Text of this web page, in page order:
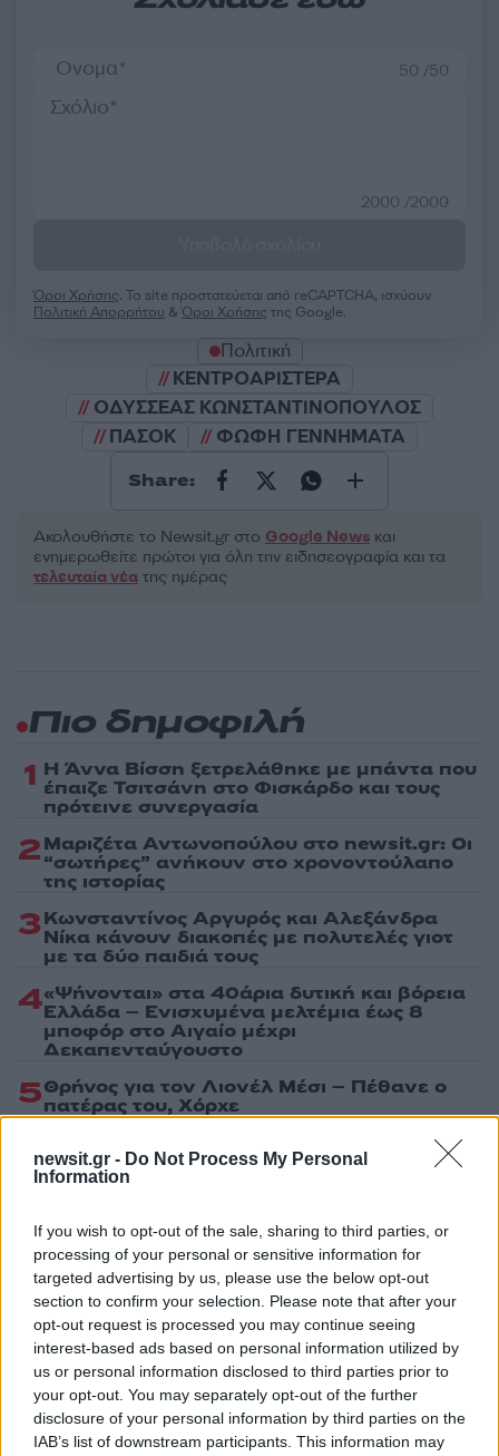
newsit.gr - Do Not Process My Personal
Information
If you wish to opt-out of the sale, sharing to third parties, or
processing of your personal or sensitive information for
targeted advertising by us, please use the below opt-out
section to confirm your selection. Please note that after your
opt-out request is processed you may continue seeing
interest-based ads based on personal information utilized by
us or personal information disclosed to third parties prior to
your opt-out. You may separately opt-out of the further
disclosure of your personal information by third parties on the
IAB’s list of downstream participants. This information may
50 /50
2000 /2000
Όροι Χρήσης. Το site προστατεύεται από reCAPTCHA, ισχύουν
Πολιτική Απορρήτου &Όροι Χρήσης της Google.
Πολιτική
ΚΕΝΤΡΟΑΡΙΣΤΕΡΑ
ΟΔΥΣΣΕΑΣ ΚΩΝΣΤΑΝΤΙΝΟΠΟΥΛΟΣ
ΠΑΣΟΚ
ΦΩΦΗ ΓΕΝΝΗΜΑΤΑ
Share:
Ακολουθήστε το Νewsit.gr στο Google News και
ενημερωθείτε πρώτοι για όλη την ειδησεογραφία και τα
τελευταία νέα της ημέρας
Πιο δημοφιλή
1 Η Άννα Βίσση ξετρελάθηκε με μπάντα που
έπαιζε Τσιτσάνη στο Φισκάρδο και τους
πρότεινε συνεργασία
2Μαριζέτα Αντωνοπούλου στο newsit.gr: Οι
“σωτήρες” ανήκουν στο χρονοντούλαπο
της ιστορίας
3Κωνσταντίνος Αργυρός και Αλεξάνδρα
Νίκα κάνουν διακοπές με πολυτελές γιοτ
με τα δύο παιδιά τους
4«Ψήνονται» στα 40άρια δυτική και βόρεια
Ελλάδα – Ενισχυμένα μελτέμια έως 8
μποφόρ στο Αιγαίο μέχρι
Δεκαπενταύγουστο
5Θρήνος για τον Λιονέλ Μέσι – Πέθανε ο
πατέρας του, Χόρχε
Πιο σχολιασμένα
104 Marfin: Η 46χρονη πήρε προθεσμία για
να απολογηθεί την Τρίτη – «Είναι αθώα,
συμμετείχε στη διαδήλωση όπως και
100.000 άτομα»
96 Βγήκαν ξανά τα μαχαίρια στην Ελπίδα
για τη Δημοκρατία: «Καρυστιανού,
Γρατσία και Γαλανός μετέτρεψαν το
κίνημα σε φοβικό αρχηγικό κόμμα»
82 Μεταφορές χρημάτων: Πότε μπορεί να
θεωρηθούν δωρεές και να επιβληθεί